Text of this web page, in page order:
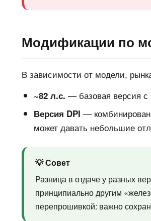
Модификации по
В зависимости от модели,
~82 л.с. — базовая версия с
Версия DPI —
может давать небольшие
💡 Совет
Разница в отдаче у разных
принципиально другим
перепрошивкой: важно